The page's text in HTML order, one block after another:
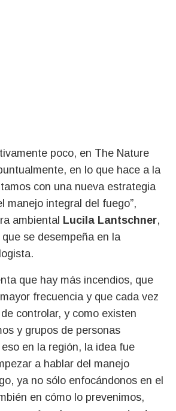
poco, en The Nature
en lo que hace a la
con una nueva estrategia
manejo integral del fuego”,
ambiental Lucila Lantschner,
se desempeña en la
que hay más incendios, que
frecuencia y que cada vez
controlar, y como existen
y grupos de personas
en la región, la idea fue
a hablar del manejo
ya no sólo enfocándonos en el
en cómo lo prevenimos,